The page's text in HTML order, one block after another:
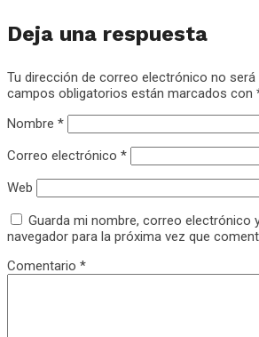
Deja una respuesta
Tu dirección de correo electrónico no será
campos obligatorios están marcados con
Nombre *
Correo electrónico *
Web
Guarda mi nombre, correo electrónico
navegador para la próxima vez que
Comentario *